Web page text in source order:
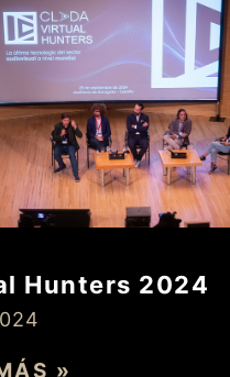
Hunters 2024
»